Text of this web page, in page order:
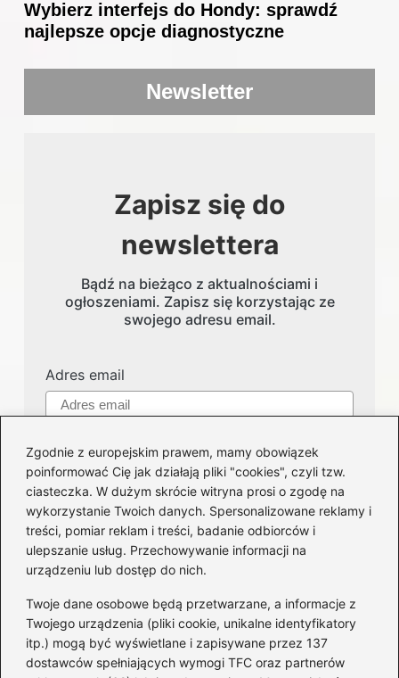
Zgodnie z europejskim prawem, mamy obowiązek
poinformować Cię jak działają pliki "cookies", czyli tzw.
ciasteczka. W dużym skrócie witryna prosi o zgodę na
wykorzystanie Twoich danych. Spersonalizowane reklamy i
treści, pomiar reklam i treści, badanie odbiorców i
ulepszanie usług. Przechowywanie informacji na
urządzeniu lub dostęp do nich.
Twoje dane osobowe będą przetwarzane, a informacje z
Twojego urządzenia (pliki cookie, unikalne identyfikatory
itp.) mogą być wyświetlane i zapisywane przez 137
dostawców spełniających wymogi TFC oraz partnerów
Wybierz interfejs do Hondy: sprawdź
najlepsze opcje diagnostyczne
Newsletter
Zapisz się do
newslettera
Bądź na bieżąco z aktualnościami i
ogłoszeniami. Zapisz się korzystając ze
swojego adresu email.
Adres email
Kategorie
Części i serwis
(124)
Felgi(51)
Honda(62)
Motocykle(41)